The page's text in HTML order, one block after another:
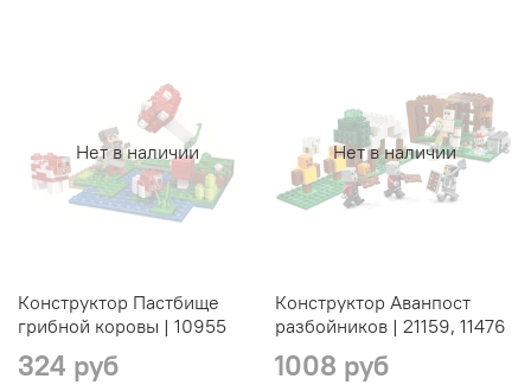
Нет в наличии
Конструктор Пастбище
грибной коровы | 10955
324 руб
Нет в наличии
Конструктор Аванпост
разбойников | 21159, 11476
1008 руб